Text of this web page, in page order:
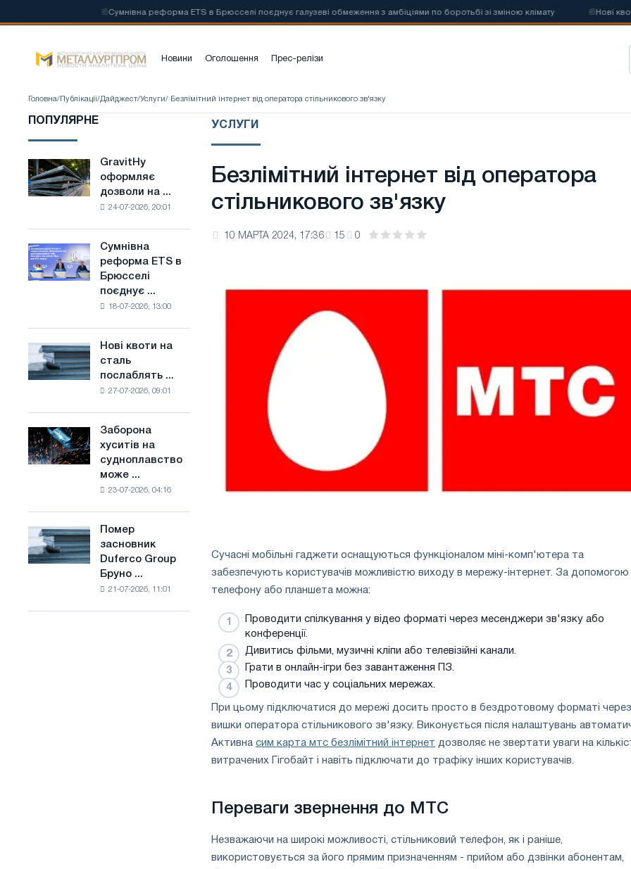
Сумнівна реформа ETS в Брюсселі поєднує галузеві обмеження з амбіціями по боротьбі зі зміною клімату Нові квоти
Новини Оголошення Прес-релізи
Головна/ Публікації/Дайджест/Услуги/ Безлімітний інтернет від оператора стільникового зв'язку
ПОПУЛЯРНЕ
GravitHy
оформляє
дозволи
з
виробництва
низьковуглецевої
основі
водню
Франції
GravitHy
оформляє
дозволи на ...
24-07-2026, 20:01
Сумнівна
реформа
ETS
обмеження
з
боротьбі
зі
зміною
клімату
Сумнівна
реформа ETS в
Брюсселі
поєднує ...
18-07-2026, 13:00
Нові
квоти
на
в
Сполученому
Нові квоти на
сталь
послаблять ...
27-07-2026, 09:01
Заборона
хуситів
на
судноплавство
Саудівської
сталі
Заборона
хуситів на
судноплавство
може ...
23-07-2026, 04:16
Помер
засновник
Duferco
Помер
засновник
Duferco Group
Бруно ...
21-07-2026, 11:01
УСЛУГИ
Безлімітний інтернет від оператора
стільникового зв'язку
10 МАРТА 2024, 17:36 15 0
Сучасні мобільні гаджети оснащуються функціоналом міні-комп'ютера та
забезпечують користувачів можливістю виходу в мережу-інтернет. За допомогою
телефону або планшета можна:
Проводити спілкування у відео форматі через месенджери зв'язку або
конференції.
Дивитись фільми, музичні кліпи або телевізійні канали.
Грати в онлайн-ігри без завантаження ПЗ.
Проводити час у соціальних мережах.
При цьому підключатися до мережі досить просто в бездротовому форматі через
вишки оператора стільникового зв'язку. Виконується після налаштувань
Активна сим карта мтс безлімітний інтернет дозволяє не звертати уваги на
витрачених Гігобайт і навіть підключати до трафіку інших користувачів.
Переваги звернення до МТС
Незважаючи на широкі можливості, стільниковий телефон, як і раніше,
використовується за його прямим призначенням - прийом або дзвінки абонентам,